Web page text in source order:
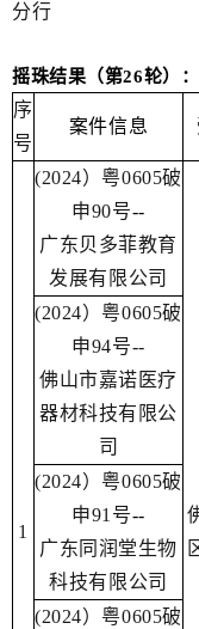
分行
摇珠结果（第26轮）：
序
号
案件信息
1
(2024）粤0605破
申90号--
广东贝多菲教育
发展有限公司
(2024）粤0605破
申94号--
佛山市嘉诺医疗
器材科技有限公
司
(2024）粤0605破
申91号--
广东同润堂生物
科技有限公司
(2024）粤0605破